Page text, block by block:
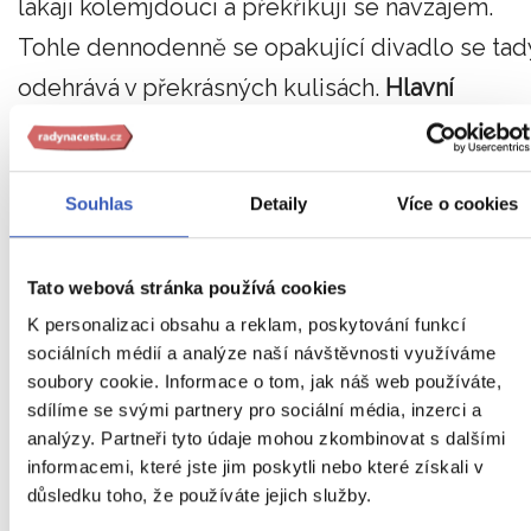
Souhlas Detaily Více o cookies
Tato webová stránka používá cookies
K personalizaci obsahu a reklam, poskytování funkcí
sociálních médií a analýze naší návštěvnosti využíváme
soubory cookie. Informace o tom, jak náš web používáte,
sdílíme se svými partnery pro sociální média, inzerci a
analýzy. Partneři tyto údaje mohou zkombinovat s dalšími
informacemi, které jste jim poskytli nebo které získali v
důsledku toho, že používáte jejich služby.
lákají kolemjdoucí a překřikují se navzájem.
Tohle dennodenně se opakující divadlo se
odehrává v překrásných kulisách. Hlavní
valencijská tržnice je obrovská budova ze skla
a železa postavená na počátku 20. století,i
když tržiště v těchto místech bývalo
ještě jedním krásným tržištěm - Kolumbovou
tržnicí, která byla postavena v honosném
modernistickém slohu a dnes slouží jako
gastronomický ráj pro místní i návštěvníky.
MŮJ TAJNÝ TIP:Určitě sem zajděte na orxatu
fartony. Tady je mají nejlepší z celého města.